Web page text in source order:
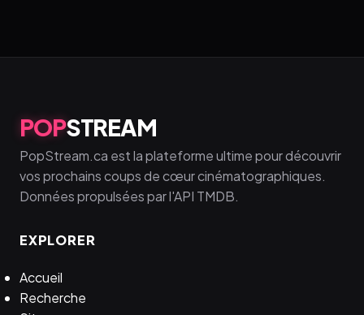
POPSTREAM
PopStream.ca est la plateforme ultime pour découvrir
vos prochains coups de cœur cinématographiques.
Données propulsées par l'API TMDB.
EXPLORER
Accueil
Recherche